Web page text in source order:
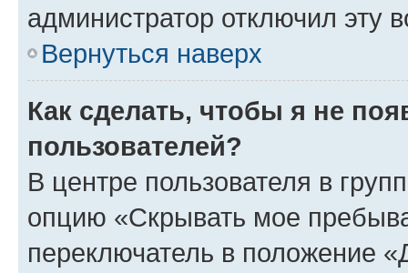
администратор отключил эту
Вернуться наверх
Как сделать, чтобы я не
пользователей?
В центре пользователя в
опцию «Скрывать мое
переключатель в положение